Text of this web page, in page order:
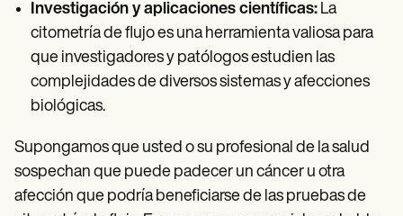
Investigación y aplicaciones científicas: La
citometría de flujo es una herramienta valiosa para
que investigadores y patólogos estudien las
complejidades de diversos sistemas y afecciones
biológicas.
Supongamos que usted o su profesional de la salud
sospechan que puede padecer un cáncer u otra
afección que podría beneficiarse de las pruebas de